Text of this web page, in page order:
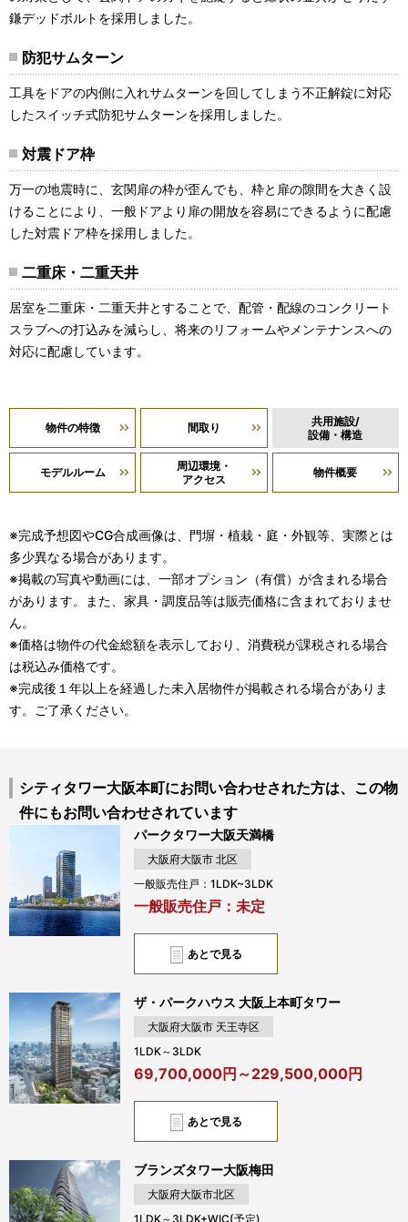
鎌デッドボルトを採用しました。
防犯サムターン
工具をドアの内側に入れサムターンを回してしまう不正解錠に対応
したスイッチ式防犯サムターンを採用しました。
対震ドア枠
万一の地震時に、玄関扉の枠が歪んでも、枠と扉の隙間を大きく設
けることにより、一般ドアより扉の開放を容易にできるように配慮
した対震ドア枠を採用しました。
二重床・二重天井
居室を二重床・二重天井とすることで、配管・配線のコンクリート
スラブへの打込みを減らし、将来のリフォームやメンテナンスへの
対応に配慮しています。
物件の特徴 間取り
共用施設/
設備・構造
モデルルーム
周辺環境・
アクセス
物件概要
※完成予想図やCG合成画像は、門塀・植栽・庭・外観等、実際とは
多少異なる場合があります。
※掲載の写真や動画には、一部オプション（有償）が含まれる場合
があります。また、家具・調度品等は販売価格に含まれておりませ
ん。
※価格は物件の代金総額を表示しており、消費税が課税される場合
は税込み価格です。
※完成後１年以上を経過した未入居物件が掲載される場合がありま
す。ご了承ください。
シティタワー大阪本町にお問い合わせされた方は、この物
件にもお問い合わせされています
あとで見る
パークタワー大阪天満橋
大阪府大阪市 北区
一般販売住戸：1LDK~3LDK
一般販売住戸：未定
あとで見る
ザ・パークハウス 大阪上本町タワー
大阪府大阪市 天王寺区
1LDK～3LDK
69,700,000円～229,500,000円
ブランズタワー大阪梅田
大阪府大阪市北区
1LDK～3LDK+WIC(予定)